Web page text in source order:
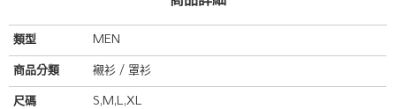
類型 MEN
商品分類 襯衫 / 罩衫
尺碼 S,M,L,XL